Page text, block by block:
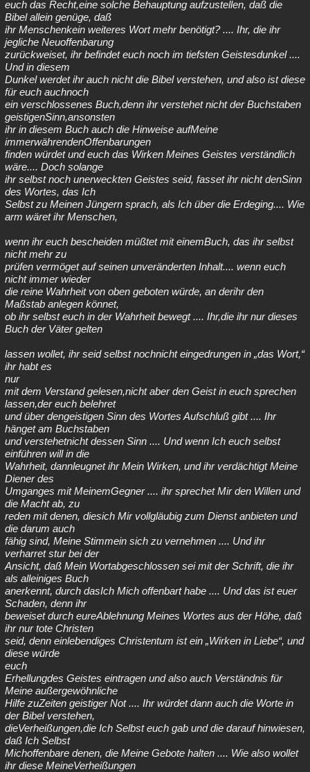
euch das Recht,eine solche Behauptung aufzustellen, daß die
Bibel allein genüge, daß
ihr Menschenkein weiteres Wort mehr benötigt? .... Ihr, die ihr
jegliche Neuoffenbarung
zurückweiset, ihr befindet euch noch im tiefsten Geistesdunkel ....
Und in diesem
Dunkel werdet ihr auch nicht die Bibel verstehen, und also ist diese
für euch auchnoch
ein verschlossenes Buch,denn ihr verstehet nicht der Buchstaben
geistigenSinn,ansonsten
ihr in diesem Buch auch die Hinweise aufMeine
immerwährendenOffenbarungen
finden würdet und euch das Wirken Meines Geistes verständlich
wäre.... Doch solange
ihr selbst noch unerweckten Geistes seid, fasset ihr nicht denSinn
des Wortes, das Ich
Selbst zu Meinen Jüngern sprach, als Ich über die Erdeging.... Wie
arm wäret ihr Menschen,
wenn ihr euch bescheiden müßtet mit einemBuch, das ihr selbst
nicht mehr zu
prüfen vermöget auf seinen unveränderten Inhalt.... wenn euch
nicht immer wieder
die reine Wahrheit von oben geboten würde, an derihr den
Maßstab anlegen könnet,
ob ihr selbst euch in der Wahrheit bewegt .... Ihr,die ihr nur dieses
Buch der Väter gelten
lassen wollet, ihr seid selbst nochnicht eingedrungen in „das Wort,“
ihr habt es
nur
mit dem Verstand gelesen,nicht aber den Geist in euch sprechen
lassen,der euch belehret
und über dengeistigen Sinn des Wortes Aufschluß gibt .... Ihr
hänget am Buchstaben
und verstehetnicht dessen Sinn .... Und wenn Ich euch selbst
einführen will in die
Wahrheit, dannleugnet ihr Mein Wirken, und ihr verdächtigt Meine
Diener des
Umganges mit MeinemGegner .... ihr sprechet Mir den Willen und
die Macht ab, zu
reden mit denen, diesich Mir vollgläubig zum Dienst anbieten und
die darum auch
fähig sind, Meine Stimmein sich zu vernehmen .... Und ihr
verharret stur bei der
Ansicht, daß Mein Wortabgeschlossen sei mit der Schrift, die ihr
als alleiniges Buch
anerkennt, durch dasIch Mich offenbart habe .... Und das ist euer
Schaden, denn ihr
beweiset durch eureAblehnung Meines Wortes aus der Höhe, daß
ihr nur tote Christen
seid, denn einlebendiges Christentum ist ein „Wirken in Liebe“, und
diese würde
euch
Erhellungdes Geistes eintragen und also auch Verständnis für
Meine außergewöhnliche
Hilfe zuZeiten geistiger Not .... Ihr würdet dann auch die Worte in
der Bibel verstehen,
dieVerheißungen,die Ich Selbst euch gab und die darauf hinwiesen,
daß Ich Selbst
Michoffenbare denen, die Meine Gebote halten .... Wie also wollet
ihr diese MeineVerheißungen